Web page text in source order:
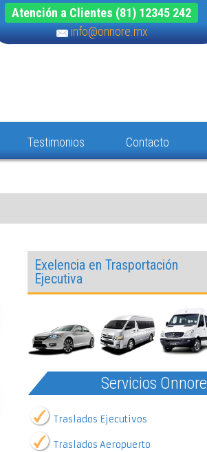
Atención a Clientes (81) 12345 242
info@onnore.mx
Testimonios Contacto
Exelencia en Trasportación
Ejecutiva
Servicios Onnore
Traslados Ejecutivos
Traslados Aeropuerto